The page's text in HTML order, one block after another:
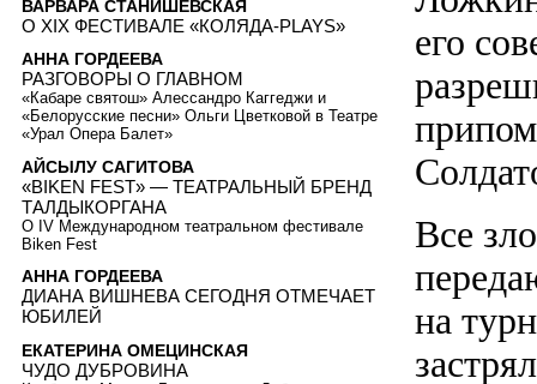
его
Все
на
ВАРВАРА СТАНИШЕВСКАЯ
О XIX ФЕСТИВАЛЕ «КОЛЯДА-PLAYS»
АННА ГОРДЕЕВА
РАЗГОВОРЫ О ГЛАВНОМ
«Кабаре святош» Алессандро Каггеджи и
«Белорусские песни» Ольги Цветковой в Театре
«Урал Опера Балет»
АЙСЫЛУ САГИТОВА
«BIKEN FEST» — ТЕАТРАЛЬНЫЙ БРЕНД
ТАЛДЫКОРГАНА
О IV Международном театральном фестивале
Biken Fest
АННА ГОРДЕЕВА
ДИАНА ВИШНЕВА СЕГОДНЯ ОТМЕЧАЕТ
ЮБИЛЕЙ
ЕКАТЕРИНА ОМЕЦИНСКАЯ
ЧУДО ДУБРОВИНА